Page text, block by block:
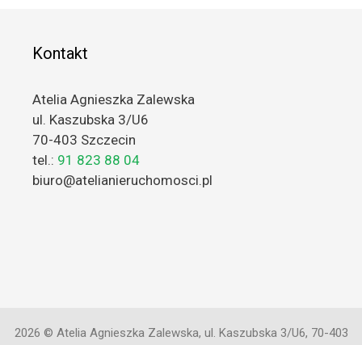
Kontakt
Atelia Agnieszka Zalewska
ul. Kaszubska 3/U6
70-403 Szczecin
tel.: 91 823 88 04
biuro@atelianieruchomosci.pl
2026 © Atelia Agnieszka Zalewska, ul. Kaszubska 3/U6, 70-403